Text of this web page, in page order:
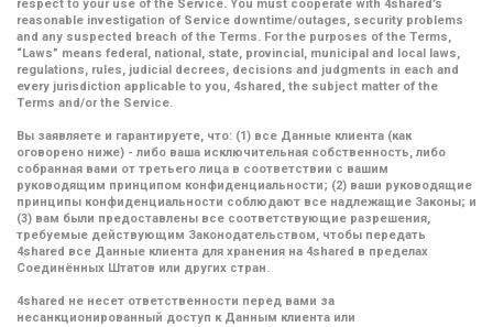
respect to your use of the Service. You must cooperate with 4shared’s
reasonable investigation of Service downtime/outages, security problems
and any suspected breach of the Terms. For the purposes of the Terms,
“Laws” means federal, national, state, provincial, municipal and local laws,
regulations, rules, judicial decrees, decisions and judgments in each and
every jurisdiction applicable to you, 4shared, the subject matter of the
Terms and/or the Service.
Вы заявляете и гарантируете, что: (1) все Данные клиента (как
оговорено ниже) - либо ваша исключительная собственность, либо
собранная вами от третьего лица в соответствии с вашим
руководящим принципом конфиденциальности; (2) ваши руководящие
принципы конфиденциальности соблюдают все надлежащие Законы; и
(3) вам были предоставлены все соответствующие разрешения,
требуемые действующим Законодательством, чтобы передать
4shared все Данные клиента для хранения на 4shared в пределах
Соединённых Штатов или других стран.
4shared не несет ответственности перед вами за
несанкционированный доступ к Данным клиента или